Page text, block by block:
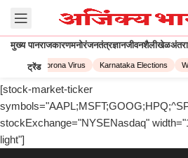
मुख्य पानराजकारणमनोरंजनतंत्रज्ञानजीवनशैलीखेळ
ट्रेंडCorona Virus Karnataka Elections
[stock-market-ticker
stockExchange="NYSENasdaq"
light"]